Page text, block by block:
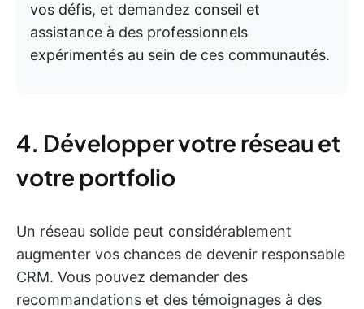
vos défis, et demandez conseil et
assistance à des professionnels
expérimentés au sein de ces communautés.
4. Développer votre réseau et
votre portfolio
Un réseau solide peut considérablement
augmenter vos chances de devenir responsable
CRM. Vous pouvez demander des
recommandations et des témoignages à des